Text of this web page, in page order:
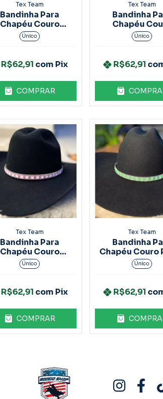
Tex Team
Bandinha Para
Chapéu Couro
Marrom Strass
Único
R$62,91 com Pix
COMPRAR
Tex Team
Bandinha
Chapéu
Marrom
Único
R$62,91
Tex Team
Bandinha Para
Chapéu Couro
Marrom Strass
Único
R$62,91 com Pix
COMPRAR
Tex Team
Bandinha
Chapéu Couro
Strass
Único
R$62,91